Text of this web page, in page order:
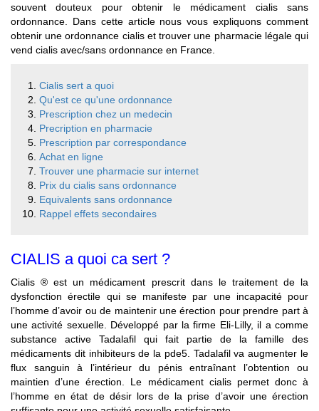
souvent douteux pour obtenir le médicament cialis sans
ordonnance. Dans cette article nous vous expliquons comment
obtenir une ordonnance cialis et trouver une pharmacie légale qui
vend cialis avec/sans ordonnance en France.
Cialis sert a quoi
Qu'est ce qu'une ordonnance
Prescription chez un medecin
Precription en pharmacie
Prescription par correspondance
Achat en ligne
Trouver une pharmacie sur internet
Prix du cialis sans ordonnance
Equivalents sans ordonnance
Rappel effets secondaires
CIALIS a quoi ca sert ?
Cialis ® est un médicament prescrit dans le traitement de la
dysfonction érectile qui se manifeste par une incapacité pour
l’homme d’avoir ou de maintenir une érection pour prendre part à
une activité sexuelle. Développé par la firme Eli-Lilly, il a comme
substance active Tadalafil qui fait partie de la famille des
médicaments dit inhibiteurs de la pde5. Tadalafil va augmenter le
flux sanguin à l’intérieur du pénis entraînant l’obtention ou
maintien d’une érection. Le médicament cialis permet donc à
l’homme en état de désir lors de la prise d’avoir une érection